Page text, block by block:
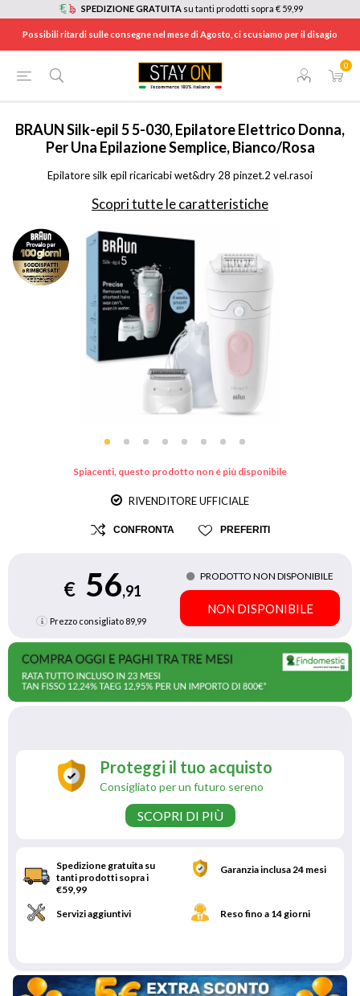
SPEDIZIONE GRATUITA su tanti prodotti sopra € 59,99
Possibili ritardi sulle consegne nel mese di Agosto, ci scusiamo per il disagio
0
ELETTRODOMESTICI / CURA DELLA PERSONA, SALUTE E BENESSERE
BRAUNSilk-epil 5 5-030, Epilatore Elettrico Donna,
Per Una Epilazione Semplice, Bianco/Rosa
Epilatore silk epil ricaricabi wet&dry 28 pinzet.2 vel.rasoi
Scopri tutte le caratteristiche
Spiacenti, questo prodotto non é più disponibile
RIVENDITORE UFFICIALE
CONFRONTA PREFERITI
€ 56,91
Prezzo consigliato 89,99
PRODOTTO NON DISPONIBILE
NON DISPONIBILE
Proteggi il tuo acquisto
Consigliato per un futuro sereno
SCOPRI DI PIÙ
Spedizione gratuita su
tanti prodotti sopra i
€59,99
Garanzia inclusa 24 mesi
Servizi aggiuntivi Reso fino a 14 giorni